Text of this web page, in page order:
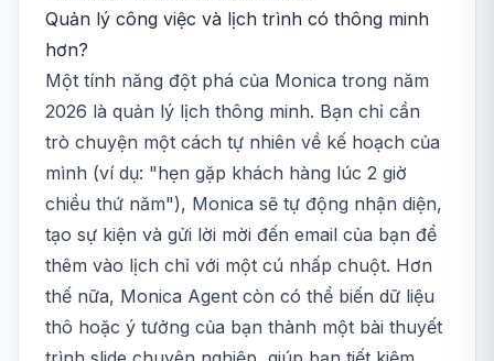
Quản lý công việc và lịch trình có thông minh
hơn?
Một tính năng đột phá của Monica trong năm
2026 là quản lý lịch thông minh. Bạn chỉ cần
trò chuyện một cách tự nhiên về kế hoạch của
mình (ví dụ: "hẹn gặp khách hàng lúc 2 giờ
chiều thứ năm"), Monica sẽ tự động nhận diện,
tạo sự kiện và gửi lời mời đến email của bạn để
thêm vào lịch chỉ với một cú nhấp chuột. Hơn
thế nữa, Monica Agent còn có thể biến dữ liệu
thô hoặc ý tưởng của bạn thành một bài thuyết